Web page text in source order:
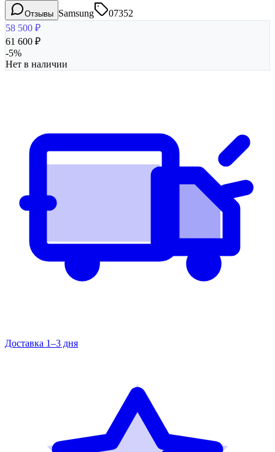
Отзывы Samsung
07352
58 500 ₽
61 600 ₽
-5%
Нет в наличии
Доставка 1–3 дня